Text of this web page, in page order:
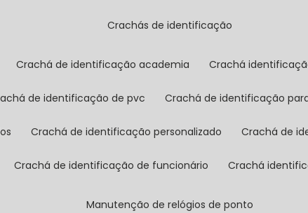
crachás de identificação
crachá de identificação academia crachá
de identificação de pvc crachá de identificação
crachá de identificação personalizado crachá de
crachá de identificação de funcionário crachá
manutenção de relógios de ponto